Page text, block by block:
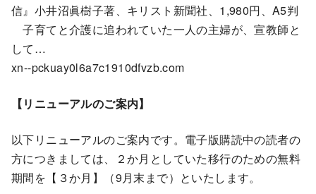
信』小井沼眞樹子著、キリスト新聞社、1,980円、A5判
子育てと介護に追われていた一人の主婦が、宣教師と
して…
xn--pckuay0l6a7c1910dfvzb.com
【リニューアルのご案内】
以下リニューアルのご案内です。電子版購読中の読者の
方につきましては、２か月としていた移行のための無料
期間を【３か月】（9月末まで）といたします。